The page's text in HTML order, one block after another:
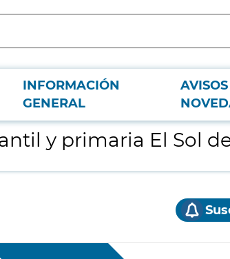
INFORMACIÓN
GENERAL
y primaria El Sol